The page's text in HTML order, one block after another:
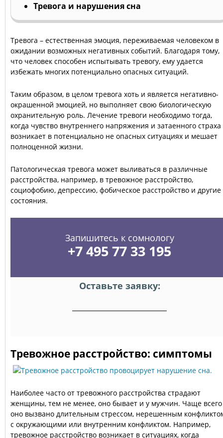
Тревога и нарушения сна
Тревога – естественная эмоция, переживаемая человеком в
ожидании возможных негативных событий. Благодаря тому,
что человек способен испытывать тревогу, ему удается
избежать многих потенциально опасных ситуаций.
Таким образом, в целом тревога хоть и является негативно-
окрашенной эмоцией, но выполняет свою биологическую
охранительную роль. Лечение тревоги необходимо тогда,
когда чувство внутреннего напряжения и затаенного страха
возникает в потенциально не опасных ситуациях и мешает
полноценной жизни.
Патологическая тревога может выливаться в различные
расстройства, например, в тревожное расстройство,
социофобию, депрессию, фобическое расстройство и другие
состояния.
Запишитесь к сомнологу
+7 495 77 33 195
Оставьте заявку:
Тревожное расстройство: симптомы
Наиболее часто от тревожного расстройства страдают
женщины, тем не менее, оно бывает и у мужчин. Чаще всего
оно вызвано длительным стрессом, нерешенным
с окружающими или внутренним конфликтом. Например,
тревожное расстройство возникает в ситуациях, когда